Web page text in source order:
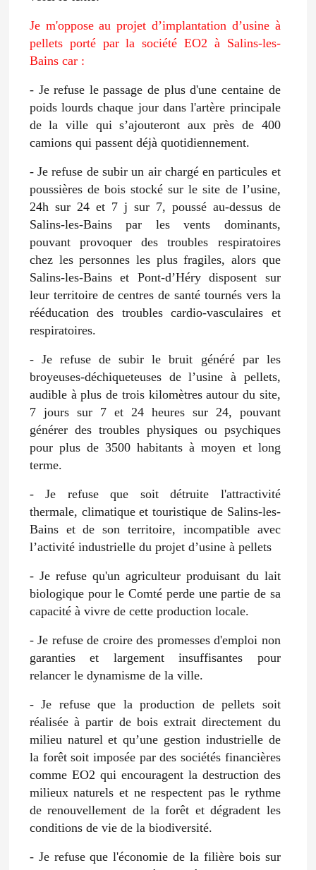
Je m'oppose au projet d’implantation d’usine à
pellets porté par la société EO2 à Salins-les-
Bains car :
- Je refuse le passage de plus d'une centaine de
poids lourds chaque jour dans l'artère principale
de la ville qui s’ajouteront aux près de 400
camions qui passent déjà quotidiennement.
- Je refuse de subir un air chargé en particules et
poussières de bois stocké sur le site de l’usine,
24h sur 24 et 7 j sur 7, poussé au-dessus de
Salins-les-Bains par les vents dominants,
pouvant provoquer des troubles respiratoires
chez les personnes les plus fragiles, alors que
Salins-les-Bains et Pont-d’Héry disposent sur
leur territoire de centres de santé tournés vers la
rééducation des troubles cardio-vasculaires et
respiratoires.
- Je refuse de subir le bruit généré par les
broyeuses-déchiqueteuses de l’usine à pellets,
audible à plus de trois kilomètres autour du site,
7 jours sur 7 et 24 heures sur 24, pouvant
générer des troubles physiques ou psychiques
pour plus de 3500 habitants à moyen et long
terme.
- Je refuse que soit détruite l'attractivité
thermale, climatique et touristique de Salins-les-
Bains et de son territoire, incompatible avec
l’activité industrielle du projet d’usine à pellets
- Je refuse qu'un agriculteur produisant du lait
biologique pour le Comté perde une partie de sa
capacité à vivre de cette production locale.
- Je refuse de croire des promesses d'emploi non
garanties et largement insuffisantes pour
relancer le dynamisme de la ville.
- Je refuse que la production de pellets soit
réalisée à partir de bois extrait directement du
milieu naturel et qu’une gestion industrielle de
la forêt soit imposée par des sociétés financières
comme EO2 qui encouragent la destruction des
milieux naturels et ne respectent pas le rythme
de renouvellement de la forêt et dégradent les
conditions de vie de la biodiversité.
- Je refuse que l'économie de la filière bois sur